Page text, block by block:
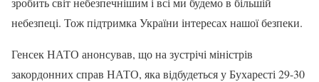
небезпеці. Тож підтримка України інтересах нашої безпеки.
Генсек НАТО анонсував, що на зустрічі міністрів
закордонних справ НАТО, яка відбудеться у Бухаресті 29-30